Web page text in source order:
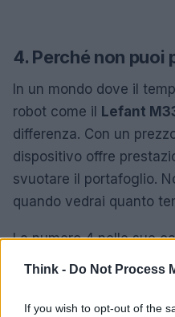
Think - Do Not Process
If you wish to opt-out of the
4. Perché non puoi
In un mondo dove il
robot come il Lefant
differenza. Con un
dispositivo offre
svuotare il portafoglio.
quando vedrai quanto
La numero 4 nelle sue
sconvolgerà:
massimo con il minimo